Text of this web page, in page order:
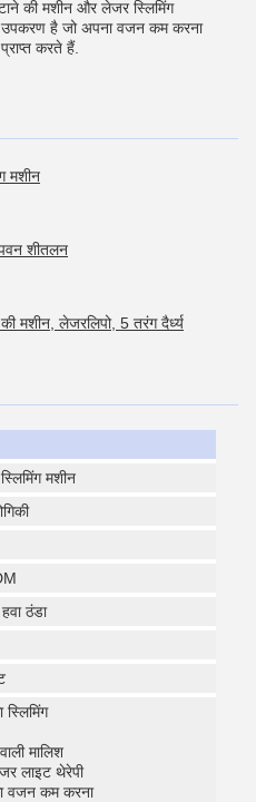
की मशीन और लेजर स्लिमिंग
है जो अपना वजन कम करना
करते हैं.
मशीन
शीतलन
मशीन, लेजरलिपो, 5 तरंग दैर्ध्य
मशीन
ठंडा
स्लिमिंग
मालिश
लाइट थेरेपी
वजन कम करना